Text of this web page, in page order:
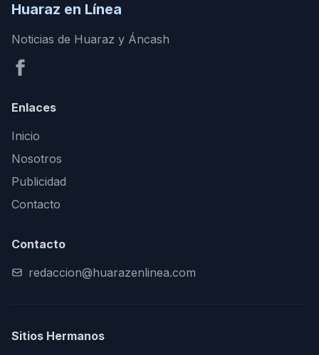
Huaraz en Línea
Noticias de Huaraz y Áncash
Enlaces
Inicio
Nosotros
Publicidad
Contacto
Contacto
redaccion@huarazenlinea.com
Sitios Hermanos